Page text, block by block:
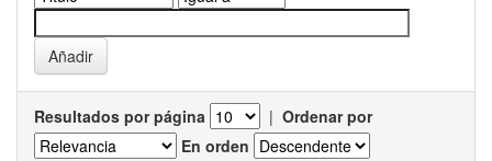
Resultados por página | Ordenar por
En orden